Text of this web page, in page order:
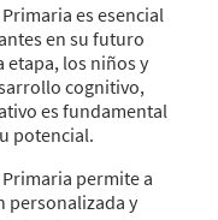
es esencial
en su futuro
etapa, los niños y
cognitivo,
es fundamental
potencial.
permite a
personalizada y